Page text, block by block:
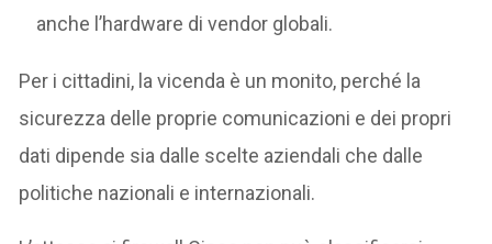
anche l’hardware di vendor globali.
Per i cittadini, la vicenda è un monito, perché la
sicurezza delle proprie comunicazioni e dei propri
dati dipende sia dalle scelte aziendali che dalle
politiche nazionali e internazionali.